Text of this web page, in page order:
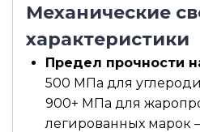
Механические
характеристики
Предел прочности
500 МПа для
900+ МПа для
легированных марок